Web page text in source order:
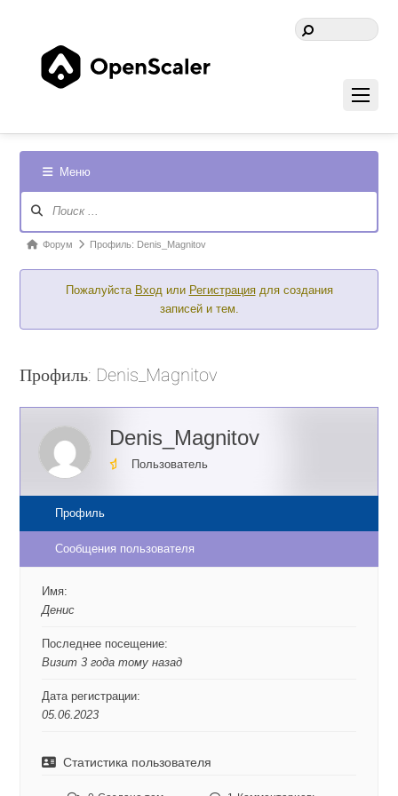
Меню
Форума
ФорумФорум Профиль: Denis_Magnitov
Пожалуйста Входили Регистрациядля создания
записей и тем.
Профиль: Denis_Magnitov
Denis_Magnitov
Пользователь
Профиль
Сообщения пользователя
Имя:
Денис
Последнее посещение:
Визит 3 года тому назад
Дата регистрации:
05.06.2023
Статистика пользователя